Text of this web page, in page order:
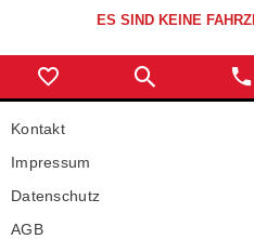
Angebote
Service & Zubehör
Unser Autohaus
ES SIND KEINE
Kontakt
Impressum
Datenschutz
AGB